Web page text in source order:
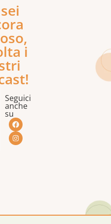
i
Seguici
anche
su